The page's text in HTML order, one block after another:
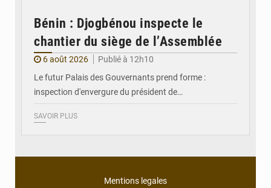
Bénin : Djogbénou inspecte le
chantier du siège de l’Assemblée
6 août 2026
Publié à 12h10
Le futur Palais des Gouvernants prend forme :
inspection d'envergure du président de…
SAVOIR PLUS
Mentions legales